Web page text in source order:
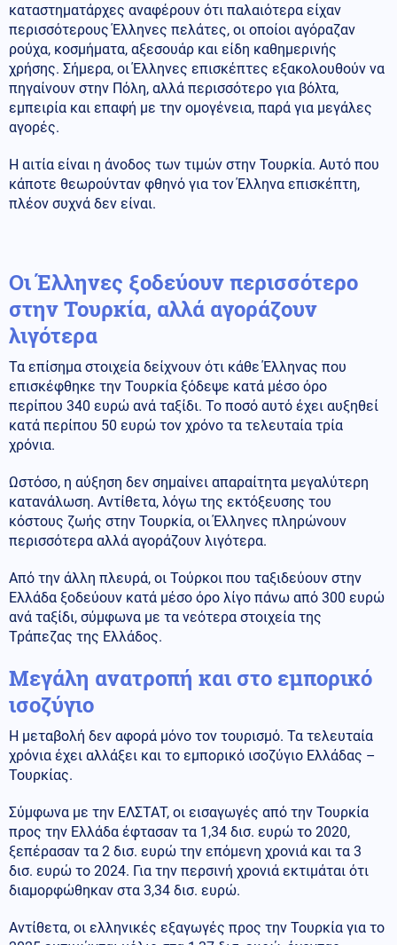
καταστηματάρχες αναφέρουν ότι παλαιότερα είχαν
περισσότερους Έλληνες πελάτες, οι οποίοι αγόραζαν
ρούχα, κοσμήματα, αξεσουάρ και είδη καθημερινής
χρήσης. Σήμερα, οι Έλληνες επισκέπτες εξακολουθούν να
πηγαίνουν στην Πόλη, αλλά περισσότερο για βόλτα,
εμπειρία και επαφή με την ομογένεια, παρά για μεγάλες
αγορές.
Η αιτία είναι η άνοδος των τιμών στην Τουρκία. Αυτό που
κάποτε θεωρούνταν φθηνό για τον Έλληνα επισκέπτη,
πλέον συχνά δεν είναι.
Οι Έλληνες ξοδεύουν περισσότερο
στην Τουρκία, αλλά αγοράζουν
λιγότερα
Τα επίσημα στοιχεία δείχνουν ότι κάθε Έλληνας που
επισκέφθηκε την Τουρκία ξόδεψε κατά μέσο όρο
περίπου 340 ευρώ ανά ταξίδι. Το ποσό αυτό έχει αυξηθεί
κατά περίπου 50 ευρώ τον χρόνο τα τελευταία τρία
χρόνια.
Ωστόσο, η αύξηση δεν σημαίνει απαραίτητα μεγαλύτερη
κατανάλωση. Αντίθετα, λόγω της εκτόξευσης του
κόστους ζωής στην Τουρκία, οι Έλληνες πληρώνουν
περισσότερα αλλά αγοράζουν λιγότερα.
Από την άλλη πλευρά, οι Τούρκοι που ταξιδεύουν στην
Ελλάδα ξοδεύουν κατά μέσο όρο λίγο πάνω από 300 ευρώ
ανά ταξίδι, σύμφωνα με τα νεότερα στοιχεία της
Τράπεζας της Ελλάδος.
Μεγάλη ανατροπή και στο εμπορικό
ισοζύγιο
Η μεταβολή δεν αφορά μόνο τον τουρισμό. Τα τελευταία
χρόνια έχει αλλάξει και το εμπορικό ισοζύγιο Ελλάδας –
Τουρκίας.
Σύμφωνα με την ΕΛΣΤΑΤ, οι εισαγωγές από την Τουρκία
προς την Ελλάδα έφτασαν τα 1,34 δισ. ευρώ το 2020,
ξεπέρασαν τα 2 δισ. ευρώ την επόμενη χρονιά και τα 3
δισ. ευρώ το 2024. Για την περσινή χρονιά εκτιμάται ότι
διαμορφώθηκαν στα 3,34 δισ. ευρώ.
Αντίθετα, οι ελληνικές εξαγωγές προς την Τουρκία για το